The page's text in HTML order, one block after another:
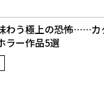
わう極上の恐怖……カ
ラー作品5選